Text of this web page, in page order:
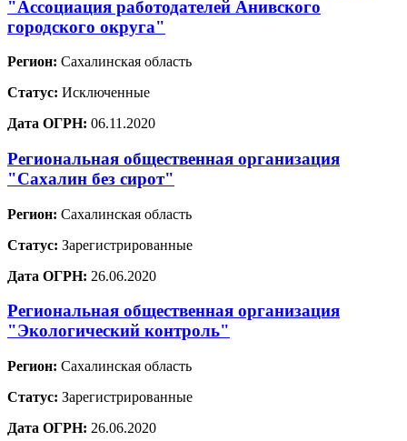
"Ассоциация работодателей Анивского
городского округа"
Регион: Сахалинская область
Статус: Исключенные
Дата ОГРН: 06.11.2020
Региональная общественная организация
"Сахалин без сирот"
Регион: Сахалинская область
Статус: Зарегистрированные
Дата ОГРН: 26.06.2020
Региональная общественная организация
"Экологический контроль"
Регион: Сахалинская область
Статус: Зарегистрированные
Дата ОГРН: 26.06.2020